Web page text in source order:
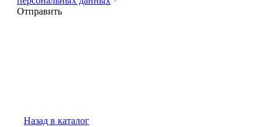
Отправить
Назад в каталог